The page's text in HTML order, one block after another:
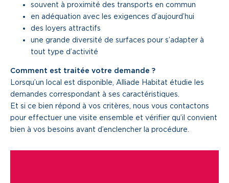
Notre culture
souvent à proximité des transports en commun
en adéquation avec les exigences d’aujourd’hui
des loyers attractifs
une grande diversité de surfaces pour s’adapter à
tout type d’activité
Comment est traitée votre demande ?
Lorsqu’un local est disponible, Alliade Habitat étudie les
demandes correspondant à ses caractéristiques.
Et si ce bien répond à vos critères, nous vous contactons
pour effectuer une visite ensemble et vérifier qu’il convient
bien à vos besoins avant d’enclencher la procédure.